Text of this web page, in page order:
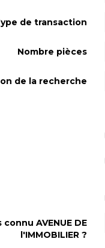
de transaction
Nombre pièces
de la recherche
AVENUE DE
l'IMMOBILIER ?